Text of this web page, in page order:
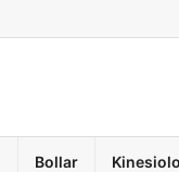
Bollar